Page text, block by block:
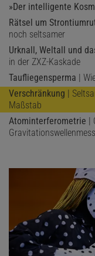
»Der intelligente
Rätsel um
noch seltsamer
Urknall, Weltall und
in der ZXZ-Kaskade
Taufliegensperma |
Verschränkung |
Maßstab
Atominterferometrie |